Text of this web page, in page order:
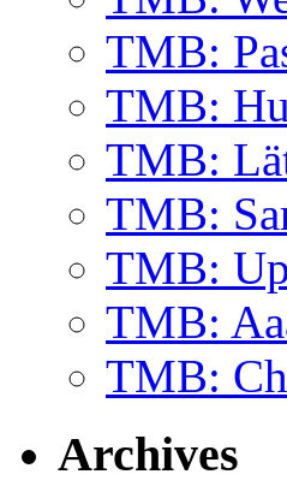
TMB:
TMB:
TMB:
TMB:
TMB:
TMB:
TMB:
Archives